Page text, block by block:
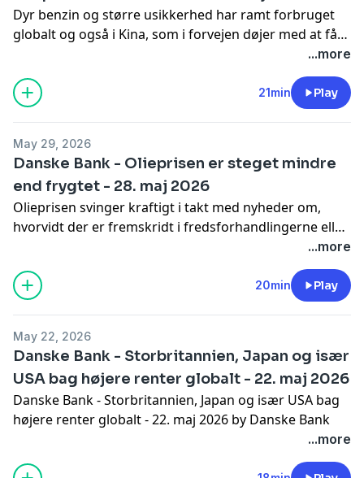
Dyr benzin og større usikkerhed har ramt forbruget
globalt og også i Kina, som i forvejen døjer med at få
mere gang i den hjemlige efterspørgsel. Til gengæld
stiger efterspørgslen efter alt det, der skal bruges til
datacentre og AI-investeringer. Det kan især ses i USA,
men også i industrien globalt.
...more
21min Play
May 29, 2026
Danske Bank - Olieprisen er steget mindre
end frygtet - 28. maj 2026
Olieprisen svinger kraftigt i takt med nyheder om,
hvorvidt der er fremskridt i fredsforhandlingerne eller
ej. I betragtning af, at Hormuzstrædet har været mere
eller mindre lukket i tre måneder, er den steget
forbavsende lidt – men dog nok til at have en mærkbar
betydning for væksten i vores del af verden, og til, at
...more
20min Play
May 22, 2026
Danske Bank - Storbritannien, Japan og især
USA bag højere renter globalt - 22. maj 2026
Danske Bank - Storbritannien, Japan og især USA bag
højere renter globalt - 22. maj 2026 by Danske Bank
...more